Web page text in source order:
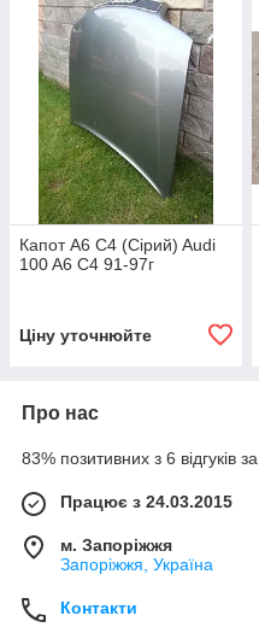
Капот A6 C4 (Сірий) Audi
100 A6 C4 91-97г
Ціну уточнюйте
Про нас
83% позитивних з 6 відгуків за
Працює з 24.03.2015
м. Запоріжжя
Запоріжжя, Україна
Контакти